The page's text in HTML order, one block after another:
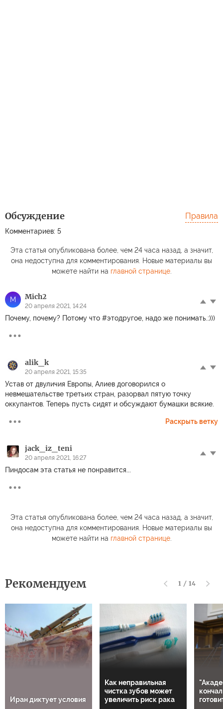
Обсуждение
Комментариев: 5
Правила
Эта статья опубликована более, чем 24 часа назад, а значит,
она недоступна для комментирования. Новые материалы вы
можете найти на главной странице.
M Mich2
20 апреля 2021, 14:24
Почему, почему? Потому что #этодругое, надо же понимать.:)))
alik_k
20 апреля 2021, 15:35
Устав от двуличия Европы, Алиев договорился о
невмешательстве третьих стран, разорвал пятую точку
оккупантов. Теперь пусть сидят и обсуждают бумашки всякие.
Раскрыть ветку
jack_iz_teni
20 апреля 2021, 16:27
Пиндосам эта статья не понравится...
Эта статья опубликована более, чем 24 часа назад, а значит,
она недоступна для комментирования. Новые материалы вы
можете найти на главной странице.
Рекомендуем 1 / 14
Иран диктует условия
Как неправильная
чистка зубов может
увеличить риск рака